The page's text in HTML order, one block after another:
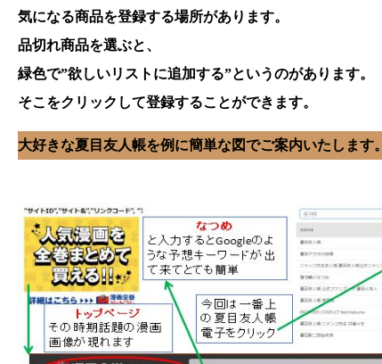
気になる商品を登録する場所があります。
品切れ商品を選ぶと、
緑色で”欲しいリストに追加する”というのがあります。
そこをクリックして登録することができます。
大好きな夏目友人帳を例に簡単な図でご案内いたします。